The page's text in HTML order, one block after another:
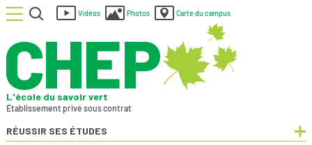
Menu Rechercher
Vidéos Photos Carte du campus
L'école du savoir vert
Établissement privé sous contrat
RÉUSSIR SES ÉTUDES